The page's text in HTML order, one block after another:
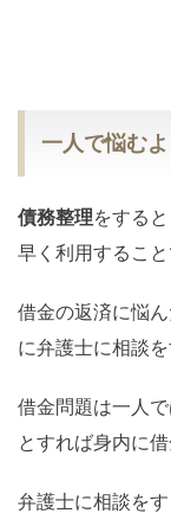
一人で悩む
債務整理をする
早く利用すること
借金の返済に悩
に弁護士に相談
借金問題は一人
とすれば身内に
弁護士に相談を